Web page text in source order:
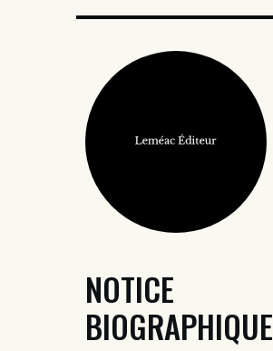
NOTICE
BIOGRAPHIQUE